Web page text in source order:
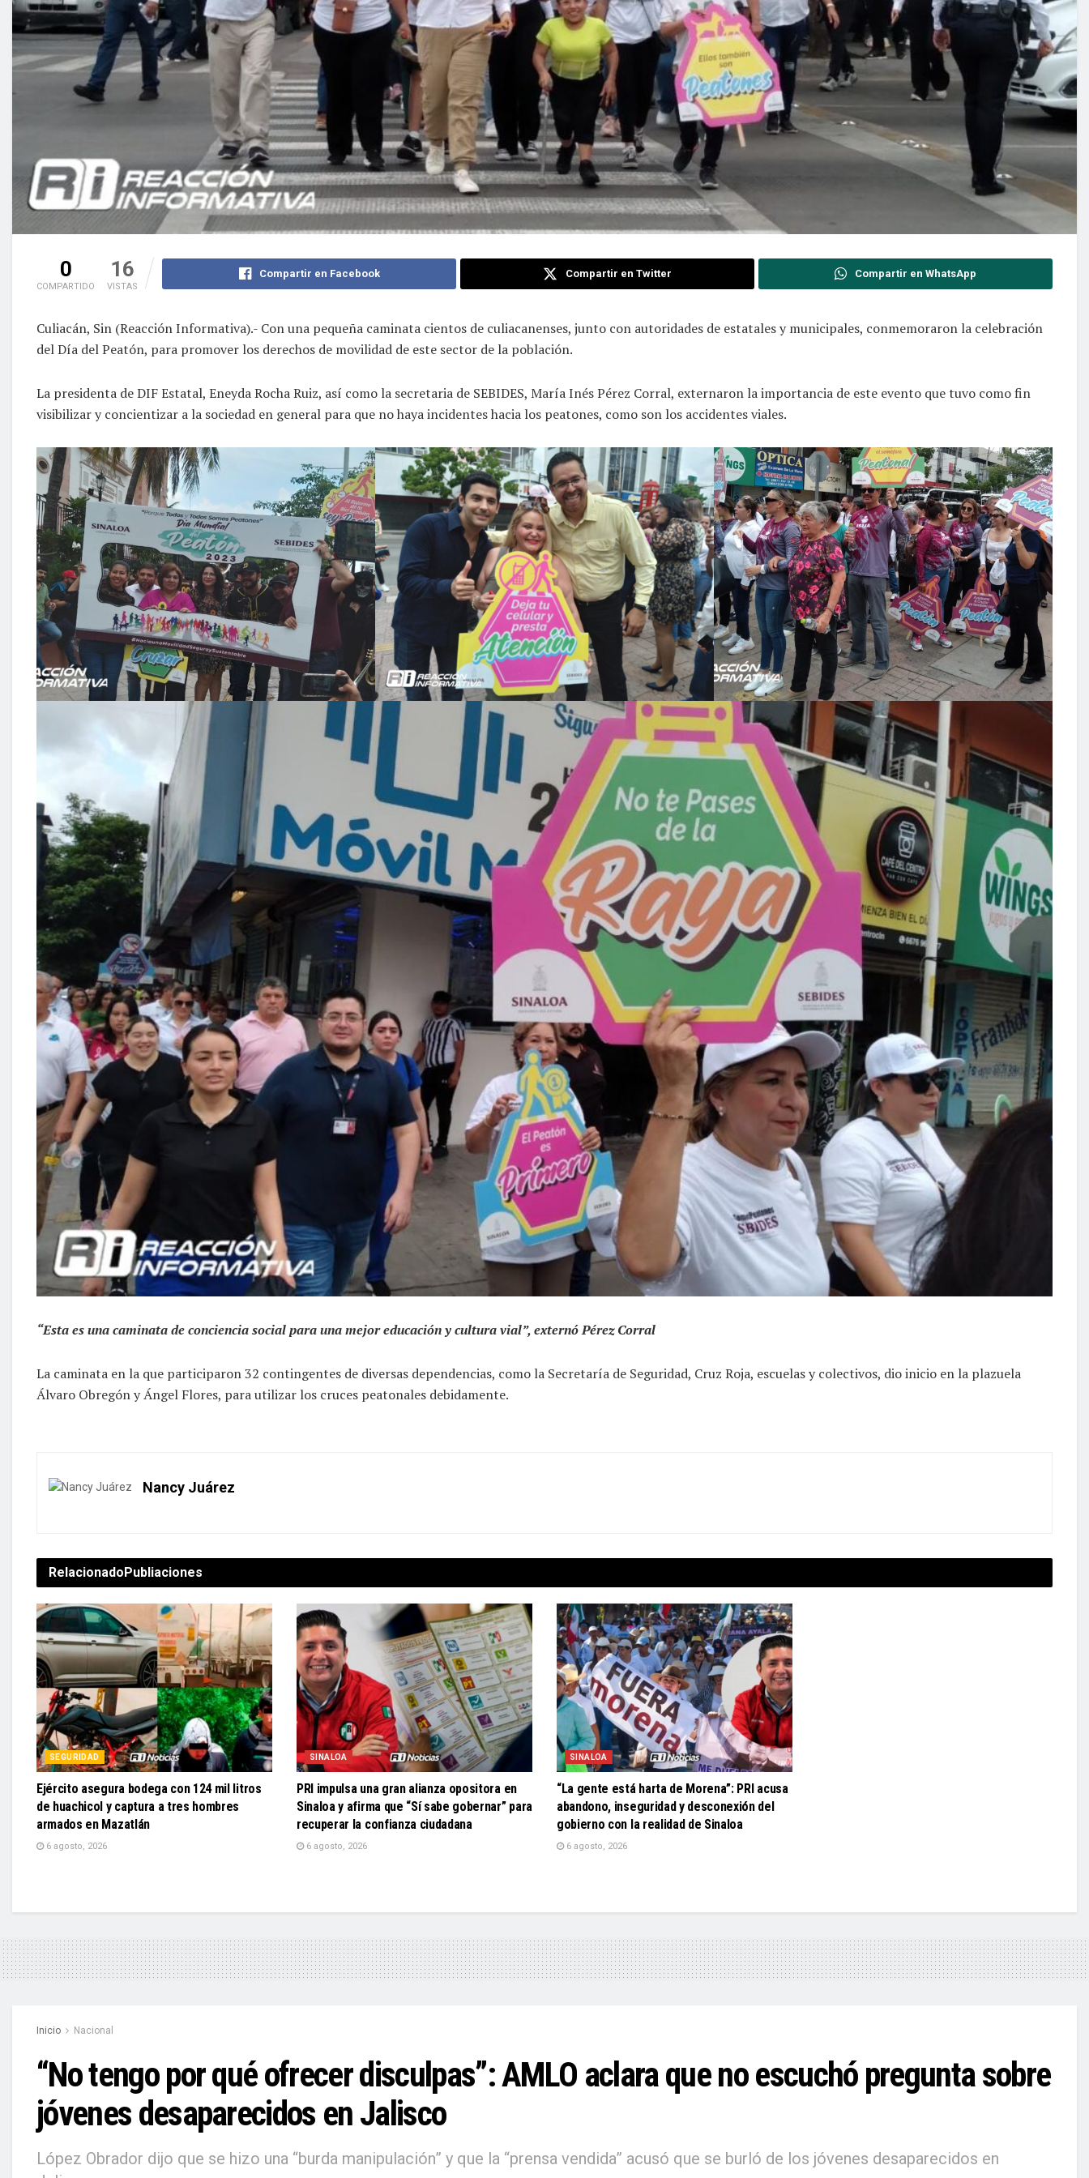
0
COMPARTIDO
16
VISTAS
Compartir en Facebook Compartir en Twitter Compartir en WhatsApp
Culiacán, Sin (Reacción Informativa).- Con una pequeña caminata cientos de culiacanenses, junto con autoridades de estatales y municipales, conmemoraron la celebración
del Día del Peatón, para promover los derechos de movilidad de este sector de la población.
La presidenta de DIF Estatal, Eneyda Rocha Ruiz, así como la secretaria de SEBIDES, María Inés Pérez Corral, externaron la importancia de este evento que tuvo como fin
visibilizar y concientizar a la sociedad en general para que no haya incidentes hacia los peatones, como son los accidentes viales.
“Esta es una caminata de conciencia social para una mejor educación y cultura vial”, externó Pérez Corral
La caminata en la que participaron 32 contingentes de diversas dependencias, como la Secretaría de Seguridad, Cruz Roja, escuelas y colectivos, dio inicio en la plazuela
Álvaro Obregón y Ángel Flores, para utilizar los cruces peatonales debidamente.
Nancy Juárez
RelacionadoPubliaciones
SEGURIDAD
Ejército asegura bodega con 124 mil litros
de huachicol y captura a tres hombres
armados en Mazatlán
6 agosto, 2026
SINALOA
PRI impulsa una gran alianza opositora en
Sinaloa y afirma que “Sí sabe gobernar” para
recuperar la confianza ciudadana
6 agosto, 2026
SINALOA
“La gente está harta de Morena”: PRI acusa
abandono, inseguridad y desconexión del
gobierno con la realidad de Sinaloa
6 agosto, 2026
Inicio Nacional
“No tengo por qué ofrecer disculpas”: AMLO aclara que no escuchó pregunta sobre
jóvenes desaparecidos en Jalisco
López Obrador dijo que se hizo una “burda manipulación” y que la “prensa vendida” acusó que se burló de los jóvenes desaparecidos en